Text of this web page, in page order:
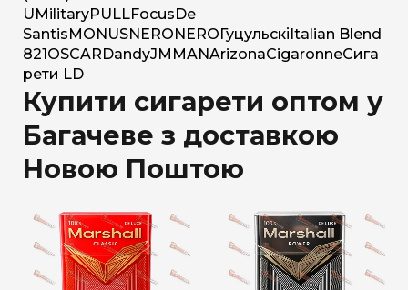
U MilitaryPULLFocus De
Santis MONUSNERO NERO Гуцульскі Italian Blend
821 OSCAR DandyJM MANArizonaCigaronneСига
рети LD
Купити сигарети оптом у
Багачеве з доставкою
Новою Поштою